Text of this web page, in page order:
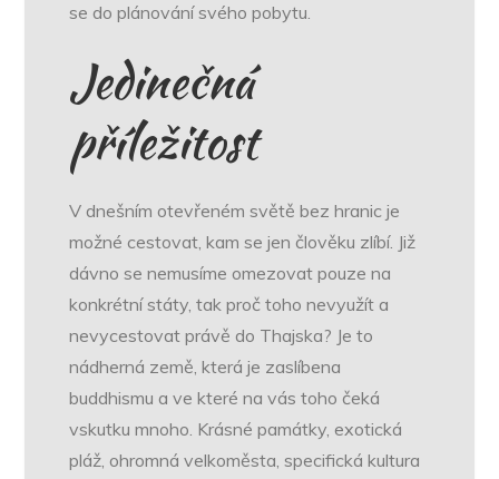
se do plánování svého pobytu.
Jedinečná
příležitost
V dnešním otevřeném světě bez hranic je
možné cestovat, kam se jen člověku zlíbí. Již
dávno se nemusíme omezovat pouze na
konkrétní státy, tak proč toho nevyužít a
nevycestovat právě do Thajska? Je to
nádherná země, která je zaslíbena
buddhismu a ve které na vás toho čeká
vskutku mnoho. Krásné památky, exotická
pláž, ohromná velkoměsta, specifická kultura